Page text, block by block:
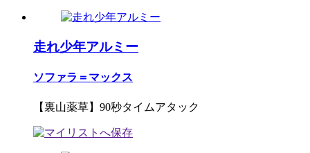
走れ少年アルミー
ソファラ＝マックス
【裏山薬草】90秒タイムアタック